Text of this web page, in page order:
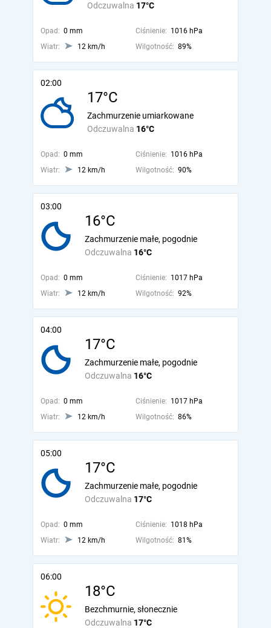
Odczuwalna 17°C
Opad: 0 mm Ciśnienie: 1016 hPa
Wiatr:
12 km/h Wilgotność: 89%
02:00
17°C
Odczuwalna 16°C
Zachmurzenie umiarkowane
Opad: 0 mm Ciśnienie: 1016 hPa
Wiatr:
12 km/h Wilgotność: 90%
03:00
16°C
Odczuwalna 16°C
Zachmurzenie małe, pogodnie
Opad: 0 mm Ciśnienie: 1017 hPa
Wiatr:
12 km/h Wilgotność: 92%
04:00
17°C
Odczuwalna 16°C
Zachmurzenie małe, pogodnie
Opad: 0 mm Ciśnienie: 1017 hPa
Wiatr:
12 km/h Wilgotność: 86%
05:00
17°C
Odczuwalna 17°C
Zachmurzenie małe, pogodnie
Opad: 0 mm Ciśnienie: 1018 hPa
Wiatr:
12 km/h Wilgotność: 81%
06:00
18°C
Odczuwalna 17°C
Bezchmurnie, słonecznie